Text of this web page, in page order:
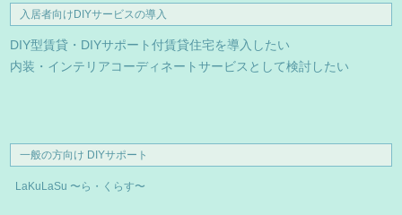
入居者向けDIYサービスの導入
DIY型賃貸・DIYサポート付賃貸住宅を導入したい
内装・インテリアコーディネートサービスとして検討したい
一般の方向け DIYサポート
LaKuLaSu 〜ら・くらす〜